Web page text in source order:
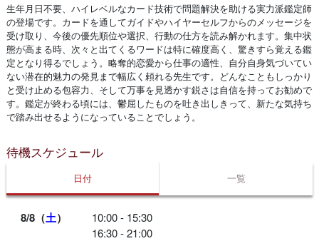
生年月日不要、ハイレベルなカード技術で問題解決を助ける実力派鑑定師
の登場です。カードを通してガイドやハイヤーセルフからのメッセージを
受け取り、今後の優先順位や選択、行動の仕方を読み解かれます。集中状
態が高まる時、次々と出てくるワードは特に確度高く、驚きすら覚える鑑
定となり得るでしょう。略奪的恋愛から仕事の適性、自分自身気づいてい
ない潜在的魅力の発見まで幅広く頼れる先生です。どんなこともしっかり
と受け止める包容力、そして万事を見透かす鋭さは自信を持ってお勧めで
す。鑑定が終わる頃には、鬱屈したものを吐き出しきって、新たな気持ち
で踏み出せるようになっていることでしょう。
待機スケジュール
日付 一覧
8/8（土）
10:00 - 15:30
16:30 - 21:00